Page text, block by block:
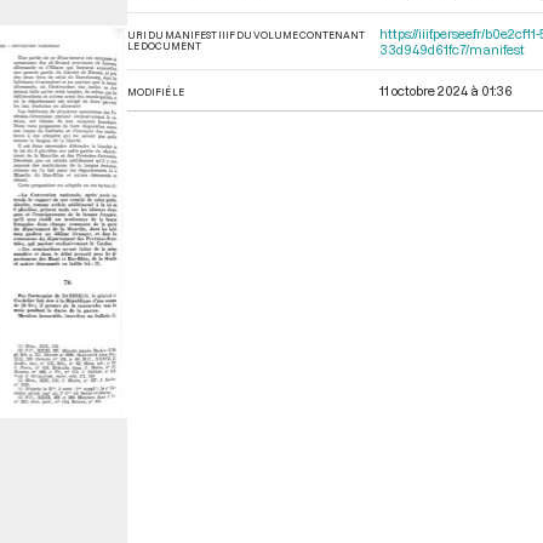
URI DU MANIFEST IIIF DU VOLUME CONTENANT
LE DOCUMENT
https://iiif.persee.fr/
33d949d61fc7/manifest
MODIFIÉ LE 11 octobre 2024 à 01:36